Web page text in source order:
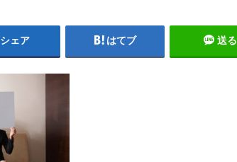
シェア はてブ 送る